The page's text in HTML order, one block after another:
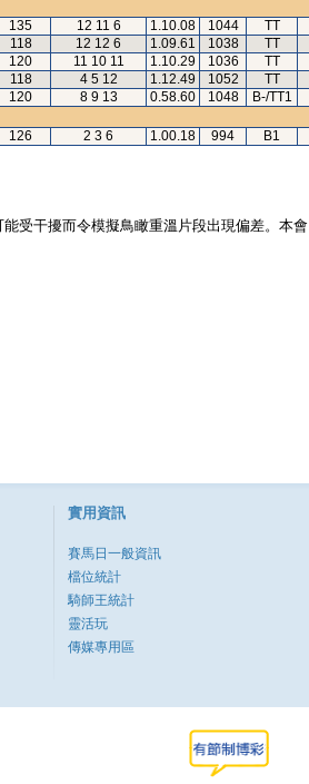
135 12 11 6 1.10.08 1044
TT
118 12 12 6 1.09.61 1038
TT
120 11 10 11 1.10.29 1036
TT
118 4 5 12 1.12.49 1052
TT
120 8 9 13 0.58.60 1048
B-/TT1
126 2 3 6 1.00.18 994 B1
受干擾而令模擬鳥瞰重溫片段出現偏差。本會
實用資訊
賽馬日一般資訊
檔位統計
騎師王統計
靈活玩
傳媒專用區